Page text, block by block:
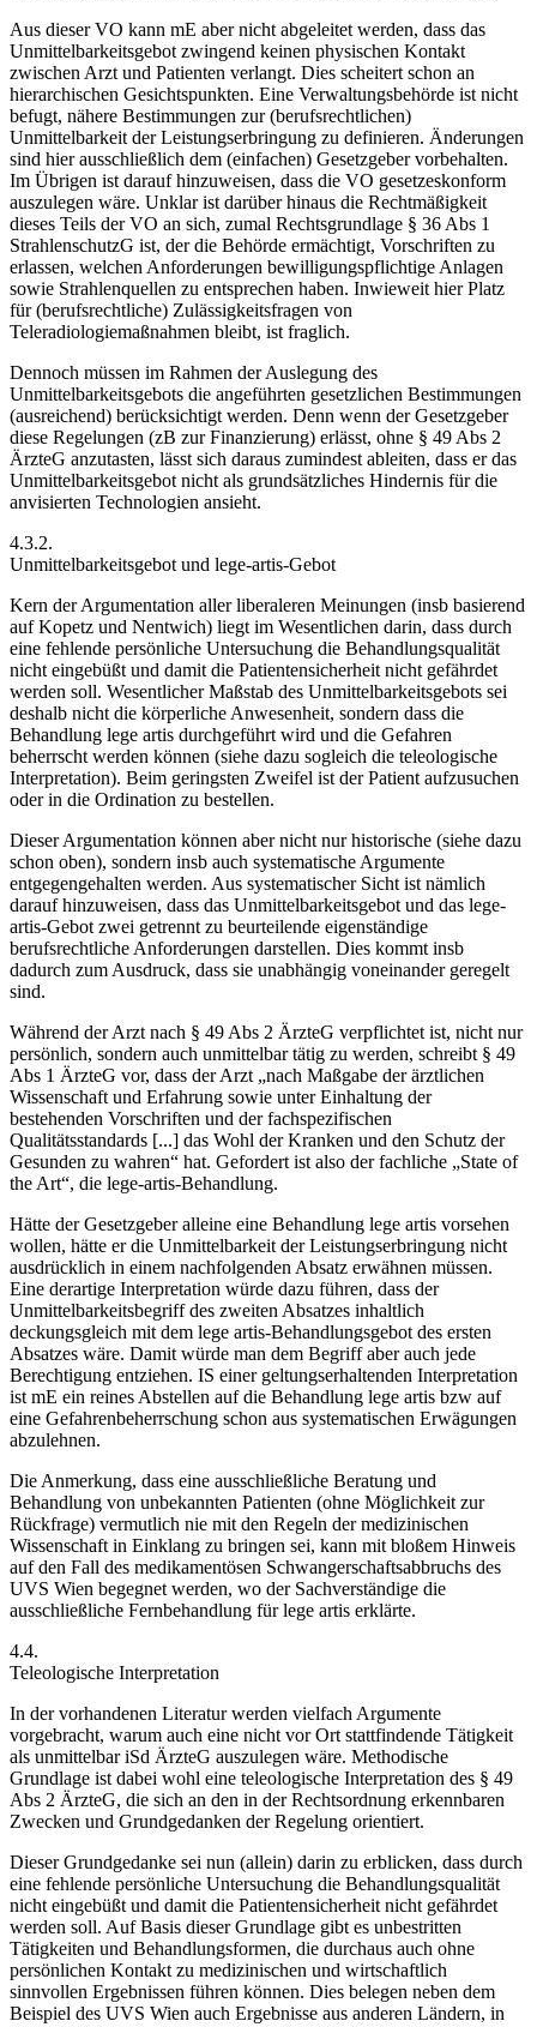
Aus dieser VO kann mE aber nicht abgeleitet werden, dass das
Unmittelbarkeitsgebot zwingend keinen physischen Kontakt
zwischen Arzt und Patienten verlangt. Dies scheitert schon an
hierarchischen Gesichtspunkten. Eine Verwaltungsbehörde ist nicht
befugt, nähere Bestimmungen zur (berufsrechtlichen)
Unmittelbarkeit der Leistungserbringung zu definieren. Änderungen
sind hier ausschließlich dem (einfachen) Gesetzgeber vorbehalten.
Im Übrigen ist darauf hinzuweisen, dass die VO gesetzeskonform
auszulegen wäre. Unklar ist darüber hinaus die Rechtmäßigkeit
dieses Teils der VO an sich, zumal Rechtsgrundlage § 36 Abs 1
StrahlenschutzG ist, der die Behörde ermächtigt, Vorschriften zu
erlassen, welchen Anforderungen bewilligungspflichtige Anlagen
sowie Strahlenquellen zu entsprechen haben. Inwieweit hier Platz
für (berufsrechtliche) Zulässigkeitsfragen von
Teleradiologiemaßnahmen bleibt, ist fraglich.
Dennoch müssen im Rahmen der Auslegung des
Unmittelbarkeitsgebots die angeführten gesetzlichen Bestimmungen
(ausreichend) berücksichtigt werden. Denn wenn der Gesetzgeber
diese Regelungen (zB zur Finanzierung) erlässt, ohne § 49 Abs 2
ÄrzteG anzutasten, lässt sich daraus zumindest ableiten, dass er das
Unmittelbarkeitsgebot nicht als grundsätzliches Hindernis für die
anvisierten Technologien ansieht.
4.3.2.
Unmittelbarkeitsgebot und lege-artis-Gebot
Kern der Argumentation aller liberaleren Meinungen (insb basierend
aufKopetz und Nentwich) liegt im Wesentlichen darin, dass durch
eine fehlende persönliche Untersuchung die Behandlungsqualität
nicht eingebüßt und damit die Patientensicherheit nicht gefährdet
werden soll. Wesentlicher Maßstab des Unmittelbarkeitsgebots sei
deshalb nicht die körperliche Anwesenheit, sondern dass die
Behandlung lege artis durchgeführt wird und die Gefahren
beherrscht werden können (siehe dazu sogleich die teleologische
Interpretation). Beim geringsten Zweifel ist der Patient aufzusuchen
oder in die Ordination zu bestellen.
Dieser Argumentation können aber nicht nur historische (siehe dazu
schon oben), sondern insb auch systematische Argumente
entgegengehalten werden. Aus systematischer Sicht ist nämlich
darauf hinzuweisen, dass das Unmittelbarkeitsgebot und das lege-
artis-Gebot zwei getrennt zu beurteilende eigenständige
berufsrechtliche Anforderungen darstellen. Dies kommt insb
dadurch zum Ausdruck, dass sie unabhängig voneinander geregelt
sind.
Während der Arzt nach § 49 Abs 2 ÄrzteG verpflichtet ist, nicht nur
persönlich, sondern auch unmittelbartätig zu werden, schreibt § 49
Abs 1 ÄrzteG vor, dass der Arzt „nach Maßgabe der ärztlichen
Wissenschaft und Erfahrung sowie unter Einhaltung der
bestehenden Vorschriften und der fachspezifischen
Qualitätsstandards [...] das Wohl der Kranken und den Schutz der
Gesunden zu wahren“ hat. Gefordert ist also der fachliche „State of
the Art“, die lege-artis-Behandlung.
Hätte der Gesetzgeber alleine eine Behandlung lege artis vorsehen
wollen, hätte er die Unmittelbarkeit der Leistungserbringung nicht
ausdrücklich in einem nachfolgenden Absatz erwähnen müssen.
Eine derartige Interpretation würde dazu führen, dass der
Unmittelbarkeitsbegriff des zweiten Absatzes inhaltlich
deckungsgleich mit dem lege artis-Behandlungsgebot des ersten
Absatzes wäre. Damit würde man dem Begriff aber auch jede
Berechtigung entziehen. IS einer geltungserhaltenden Interpretation
ist mE ein reines Abstellen auf die Behandlung lege artis bzw auf
eine Gefahrenbeherrschung schon aus systematischen Erwägungen
abzulehnen.
Die Anmerkung, dass eine ausschließliche Beratung und
Behandlung von unbekannten Patienten (ohne Möglichkeit zur
Rückfrage) vermutlich nie mit den Regeln der medizinischen
Wissenschaft in Einklang zu bringen sei, kann mit bloßem Hinweis
auf den Fall des medikamentösen Schwangerschaftsabbruchs des
UVS Wien begegnet werden, wo der Sachverständige die
ausschließliche Fernbehandlung fürlege artis erklärte.
4.4.
Teleologische Interpretation
In der vorhandenen Literatur werden vielfach Argumente
vorgebracht, warum auch eine nicht vor Ort stattfindende Tätigkeit
als unmittelbar iSd ÄrzteG auszulegen wäre. Methodische
Grundlage ist dabei wohl eine teleologische Interpretation des § 49
Abs 2 ÄrzteG, die sich an den in der Rechtsordnung erkennbaren
Zwecken und Grundgedanken der Regelung orientiert.
Dieser Grundgedanke sei nun (allein) darin zu erblicken, dass durch
eine fehlende persönliche Untersuchung die Behandlungsqualität
nicht eingebüßt und damit die Patientensicherheit nicht gefährdet
werden soll. Auf Basis dieser Grundlage gibt es unbestritten
Tätigkeiten und Behandlungsformen, die durchaus auch ohne
persönlichen Kontakt zu medizinischen und wirtschaftlich
sinnvollen Ergebnissen führen können. Dies belegen neben dem
Beispiel des UVS Wien auch Ergebnisse aus anderen Ländern, in